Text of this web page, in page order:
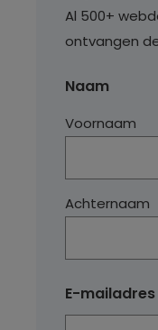
Al 500+
ontvangen
Naam
Voornaam
Achternaam
E-mailadres